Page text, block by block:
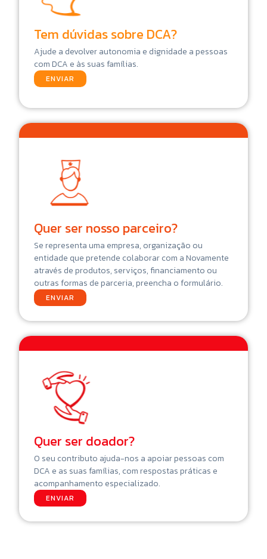
Tem dúvidas sobre DCA?
Ajude a devolver autonomia e dignidade a pessoas
com DCA e às suas famílias.
ENVIAR
Quer ser nosso parceiro?
Se representa uma empresa, organização ou
entidade que pretende colaborar com a Novamente
através de produtos, serviços, financiamento ou
outras formas de parceria, preencha o formulário.
ENVIAR
Quer ser doador?
O seu contributo ajuda-nos a apoiar pessoas com
DCA e as suas famílias, com respostas práticas e
acompanhamento especializado.
ENVIAR